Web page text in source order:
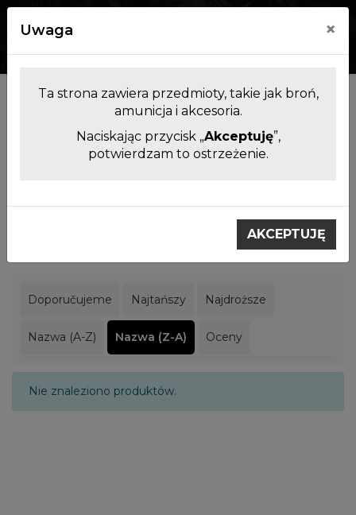
Filtrowanie produktów
Výrobci Pard
Doporučujeme Najtańszy Najdroższe
Nazwa (A-Z) Nazwa (Z-A) Oceny
Nie znaleziono produktów.
Uwaga ×
Ta strona zawiera przedmioty, takie jak broń,
amunicja i akcesoria.
Naciskając przycisk „Akceptuję”,
potwierdzam to ostrzeżenie.
AKCEPTUJĘ